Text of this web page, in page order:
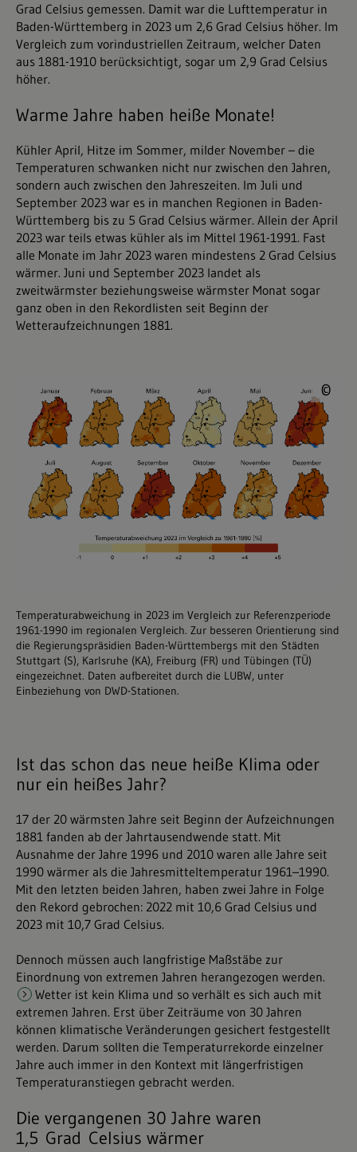
Grad Celsius gemessen. Damit war die Lufttemperatur in
Baden-Württemberg in 2023 um 2,6 Grad Celsius höher. Im
Vergleich zum vorindustriellen Zeitraum, welcher Daten
aus 1881-1910 berücksichtigt, sogar um 2,9 Grad Celsius
höher.
Warme Jahre haben heiße Monate!
Kühler April, Hitze im Sommer, milder November – die
Temperaturen schwanken nicht nur zwischen den Jahren,
sondern auch zwischen den Jahreszeiten. Im Juli und
September 2023 war es in manchen Regionen in Baden-
Württemberg bis zu 5 Grad Celsius wärmer. Allein der April
2023 war teils etwas kühler als im Mittel 1961-1991. Fast
alle Monate im Jahr 2023 waren mindestens 2 Grad Celsius
wärmer. Juni und September 2023 landet als
zweitwärmster beziehungsweise wärmster Monat sogar
ganz oben in den Rekordlisten seit Beginn der
Wetteraufzeichnungen 1881.
©
Temperaturabweichung in 2023 im Vergleich zur Referenzperiode
1961-1990 im regionalen Vergleich. Zur besseren Orientierung sind
die Regierungspräsidien Baden-Württembergs mit den Städten
Stuttgart (S), Karlsruhe (KA), Freiburg (FR) und Tübingen (TÜ)
eingezeichnet. Daten aufbereitet durch die LUBW, unter
Einbeziehung von DWD-Stationen.
Ist das schon das neue heiße Klima oder
nur ein heißes Jahr?
17 der 20 wärmsten Jahre seit Beginn der Aufzeichnungen
1881 fanden ab der Jahrtausendwende statt. Mit
Ausnahme der Jahre 1996 und 2010 waren alle Jahre seit
1990 wärmer als die Jahresmitteltemperatur 1961–1990.
Mit den letzten beiden Jahren, haben zwei Jahre in Folge
den Rekord gebrochen: 2022 mit 10,6 Grad Celsius und
2023 mit 10,7 Grad Celsius.
Dennoch müssen auch langfristige Maßstäbe zur
Einordnung von extremen Jahren herangezogen werden.
Wetter ist kein Klima und so verhält es sich auch mit
extremen Jahren. Erst über Zeiträume von 30 Jahren
können klimatische Veränderungen gesichert festgestellt
werden. Darum sollten die Temperaturrekorde einzelner
Jahre auch immer in den Kontext mit längerfristigen
Temperaturanstiegen gebracht werden.
Die vergangenen 30 Jahre waren
1,5 Grad Celsius wärmer